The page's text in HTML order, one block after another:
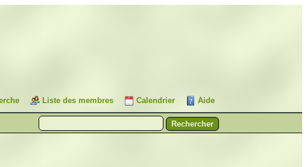
Liste des membres Calendrier Aide